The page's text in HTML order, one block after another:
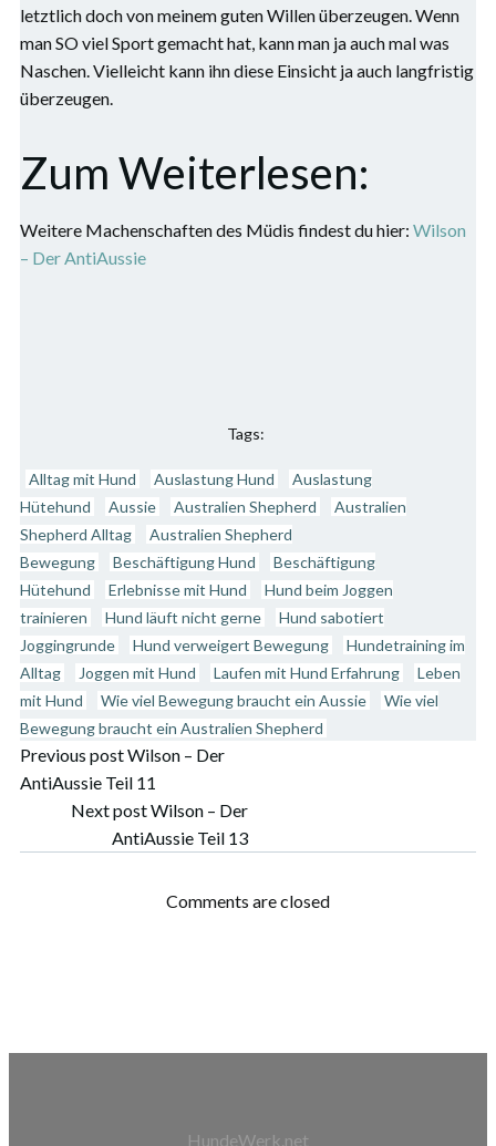
letztlich doch von meinem guten Willen überzeugen. Wenn
man SO viel Sport gemacht hat, kann man ja auch mal was
Naschen. Vielleicht kann ihn diese Einsicht ja auch langfristig
überzeugen.
Zum Weiterlesen:
Weitere Machenschaften des Müdis findest du hier: Wilson
– Der AntiAussie
Tags:
Alltag mit Hund Auslastung Hund
Auslastung
Hütehund
Aussie Australien Shepherd
Australien
Shepherd Alltag
Australien Shepherd
Bewegung
Beschäftigung Hund
Beschäftigung
Hütehund
Erlebnisse mit Hund
Hund beim Joggen
trainieren
Hund läuft nicht gerne
Hund sabotiert
Joggingrunde
Hund verweigert Bewegung
Hundetraining im
Alltag
Joggen mit Hund Laufen mit Hund Erfahrung
Leben
mit Hund
Wie viel Bewegung braucht ein Aussie
Wie viel
Bewegung braucht ein Australien Shepherd
Post
navigation
Previous postWilson – Der
AntiAussie Teil 11
Post
navigation
Next postWilson – Der
AntiAussie Teil 13
Comments are closed
HundeWerk.net